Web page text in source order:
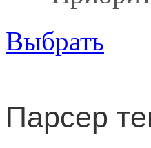
Выбрать
Парсер